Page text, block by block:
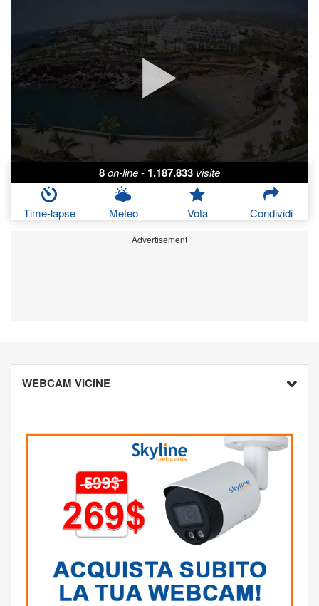
8on-line- 1.187.833 visite
Time-lapse Meteo Vota Condividi
Advertisement
WEBCAM VICINE